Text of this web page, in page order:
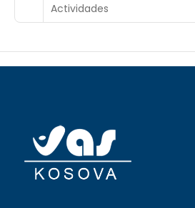
Actividades